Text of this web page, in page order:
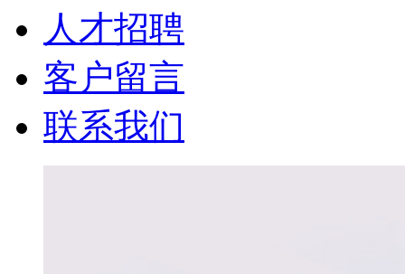
人才招聘
客户留言
联系我们